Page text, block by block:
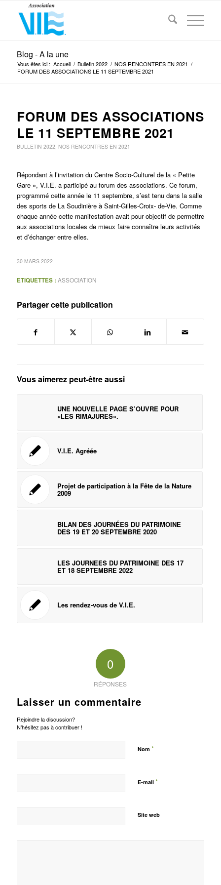
Blog - A la une
Vous êtes ici : Accueil / Bulletin 2022 / NOS RENCONTRES EN 2021 /
FORUM DES ASSOCIATIONS LE 11 SEPTEMBRE 2021
FORUM DES ASSOCIATIONS
LE 11 SEPTEMBRE 2021
BULLETIN 2022, NOS RENCONTRES EN 2021
Répondant à l’invitation du Centre Socio-Culturel de la « Petite
Gare », V.I.E. a participé au forum des associations. Ce forum,
programmé cette année le 11 septembre, s’est tenu dans la salle
des sports de La Soudinière à Saint-Gilles-Croix- de-Vie. Comme
chaque année cette manifestation avait pour objectif de permettre
aux associations locales de mieux faire connaître leurs activités
et d’échanger entre elles.
30 MARS 2022
ETIQUETTES : ASSOCIATION
Partager cette publication
Vous aimerez peut-être aussi
UNE NOUVELLE PAGE S’OUVRE POUR
«LES RIMAJURES».
V.I.E. Agréée
Projet de participation à la Fête de la Nature
2009
BILAN DES JOURNÉES DU PATRIMOINE
DES 19 ET 20 SEPTEMBRE 2020
LES JOURNEES DU PATRIMOINE DES 17
ET 18 SEPTEMBRE 2022
Les rendez-vous de V.I.E.
0
RÉPONSES
Laisser un commentaire
Rejoindre la discussion?
N’hésitez pas à contribuer !
Nom *
E-mail *
Site web